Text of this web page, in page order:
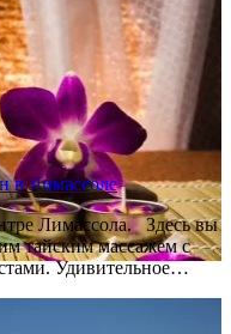
в Лимассоле
Лимассола. Здесь вы
тайским массажем с
Удивительное…